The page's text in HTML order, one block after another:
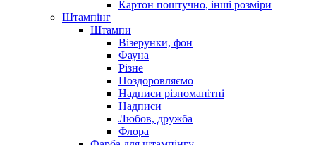
Картон поштучно, інші розміри
Штампінг
Штампи
Візерунки, фон
Фауна
Різне
Поздоровляємо
Надписи різноманітні
Надписи
Любов, дружба
Флора